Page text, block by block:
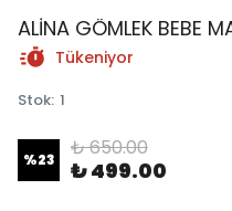
ALİNA GÖMLEK BEBE
Tükeniyor
Stok: 1
%23 ₺ 650.00
₺ 499.00